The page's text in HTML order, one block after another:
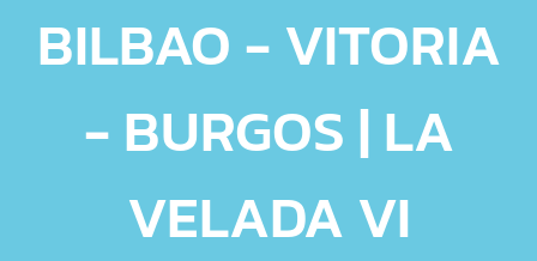
BILBAO - VITORIA
- BURGOS | LA
VELADA VI